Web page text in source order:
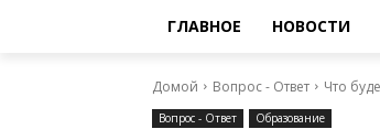
ГЛАВНОЕ НОВОСТИ
Домой Вопрос - Ответ Что
Вопрос - Ответ Образование